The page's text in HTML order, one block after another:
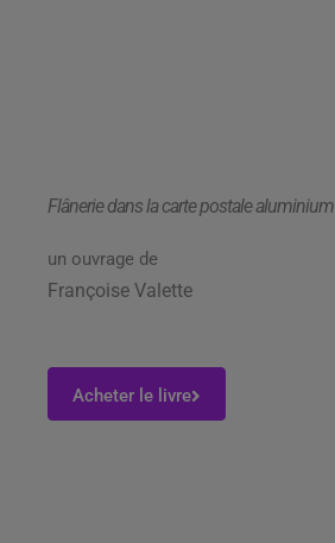
Flânerie dans la carte postale aluminium
un ouvrage de
Françoise Valette
Acheter le livre